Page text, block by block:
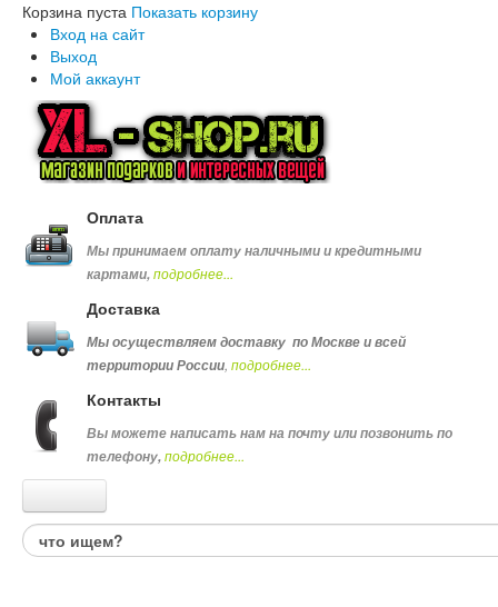
Корзина пуста Показать корзину
Вход на сайт
Выход
Мой аккаунт
Оплата
Мы принимаем оплату наличными и кредитными
картами,подробнее...
Доставка
Мы осуществляем доставку по Москве и всей
территории России, подробнее...
Контакты
Вы можете написать нам на почту или позвонить по
телефону,подробнее...
Каталог товаров